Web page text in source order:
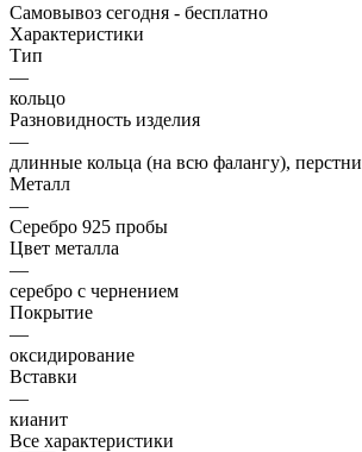
Самовывоз сегодня - бесплатно
Характеристики
Тип
—
кольцо
Разновидность изделия
—
длинные кольца (на всю фалангу), перстни
Металл
—
Серебро 925 пробы
Цвет металла
—
серебро с чернением
Покрытие
—
оксидирование
Вставки
—
кианит
Все характеристики